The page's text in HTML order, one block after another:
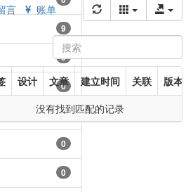
9
0
0
0
0
0
言 账单
设计 文章 建立时间 关联
版本
没有找到匹配的记录